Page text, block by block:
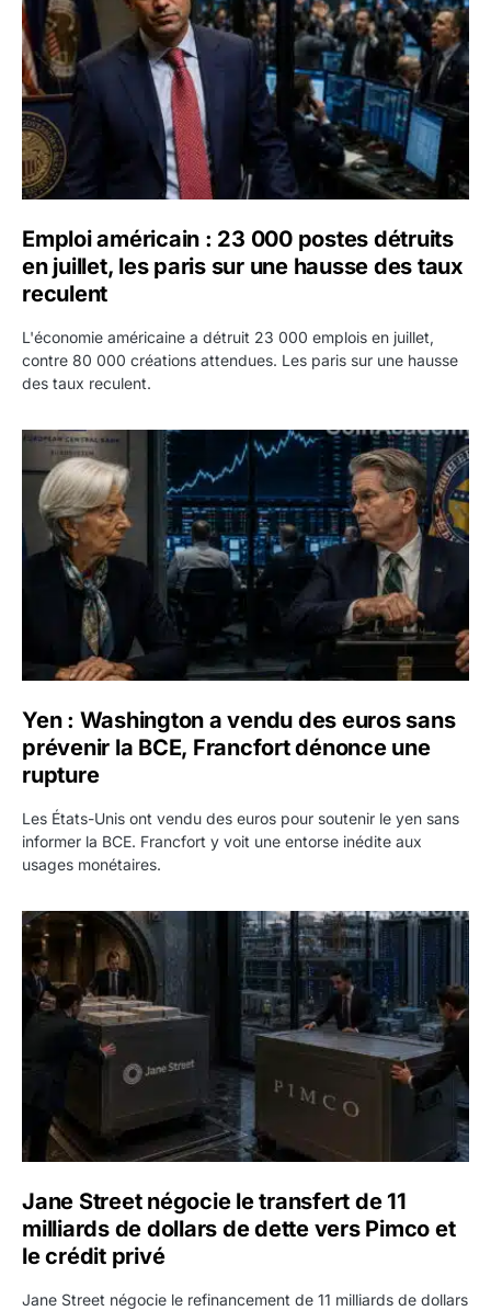
Emploi américain : 23 000 postes détruits
en juillet, les paris sur une hausse des taux
reculent
L'économie américaine a détruit 23 000 emplois en juillet,
contre 80 000 créations attendues. Les paris sur une hausse
des taux reculent.
Yen : Washington a vendu des euros sans prévenir la
Yen : Washington a vendu des euros sans
prévenir la BCE, Francfort dénonce une
rupture
Les États-Unis ont vendu des euros pour soutenir le yen sans
informer la BCE. Francfort y voit une entorse inédite aux
usages monétaires.
Jane Street négocie le transfert de 11 milliards de
Jane Street négocie le transfert de 11
milliards de dollars de dette vers Pimco et
le crédit privé
Jane Street négocie le refinancement de 11 milliards de dollars